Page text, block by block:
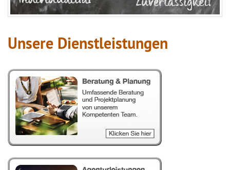
Unsere Dienstleistungen